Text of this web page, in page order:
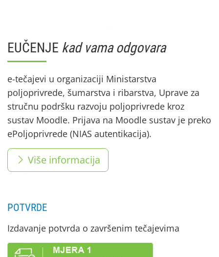
EUČENJE kad vama odgovara
e-tečajevi u organizaciji Ministarstva
poljoprivrede, šumarstva i ribarstva, Uprave za
stručnu podršku razvoju poljoprivrede kroz
sustav Moodle. Prijava na Moodle sustav je preko
ePoljoprivrede (NIAS autentikacija).
Više informacija
POTVRDE
Izdavanje potvrda o završenim tečajevima